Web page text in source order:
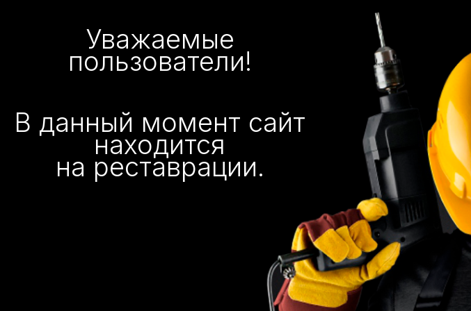
Уважаемые
пользователи!
В данный момент сайт
находится
на реставрации.